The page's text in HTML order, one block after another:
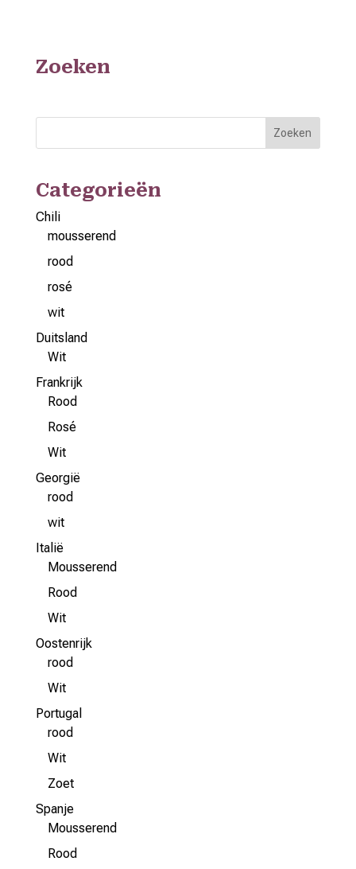
Zoeken
Zoeken
Categorieën
Chili
mousserend
rood
rosé
wit
Duitsland
Wit
Frankrijk
Rood
Rosé
Wit
Georgië
rood
wit
Italië
Mousserend
Rood
Wit
Oostenrijk
rood
Wit
Portugal
rood
Wit
Zoet
Spanje
Mousserend
Rood